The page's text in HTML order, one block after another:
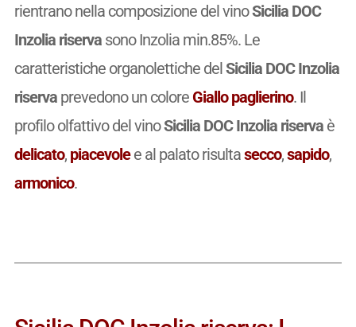
rientrano nella composizione del vinoSicilia DOC
Inzolia riservasono Inzolia min.85%. Le
caratteristiche organolettiche delSicilia DOC Inzolia
riservaprevedono un colore Giallo paglierino. Il
profilo olfattivo del vinoSicilia DOC Inzolia riservaè
delicato, piacevolee al palato risultasecco,sapido,
armonico.